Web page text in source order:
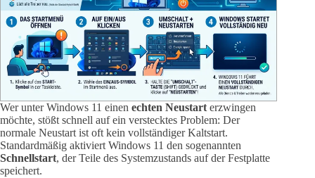
Wer unter Windows 11 einen echten Neustart erzwingen
möchte, stößt schnell auf ein verstecktes Problem: Der
normale Neustart ist oft kein vollständiger Kaltstart.
Standardmäßig aktiviert Windows 11 den sogenannten
Schnellstart, der Teile des Systemzustands auf der Festplatte
speichert.